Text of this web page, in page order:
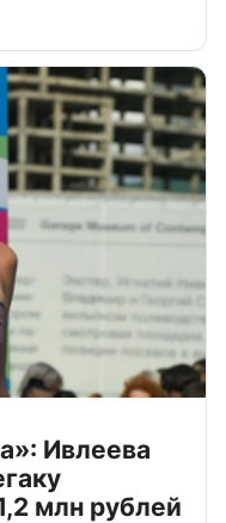
Ивлеева
млн рублей